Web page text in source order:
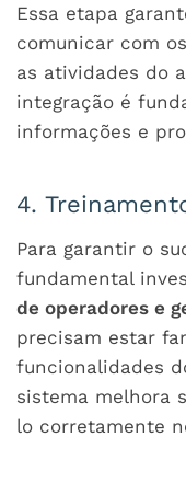
Essa etapa
comunicar com
as atividades do
integração é
informações e
4.
Para garantir o
fundamental
de operadores e
precisam estar
funcionalidades
sistema melhora
lo corretamente